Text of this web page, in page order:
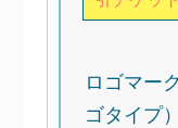
ロゴマー
ゴタイプ